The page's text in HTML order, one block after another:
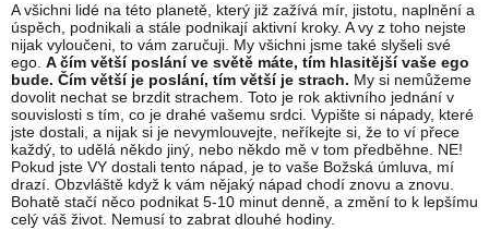
A všichni lidé na této planetě, který již zažívá mír, jistotu, naplnění a
úspěch, podnikali a stále podnikají aktivní kroky. A vy z toho nejste
nijak vyloučeni, to vám zaručuji. My všichni jsme také slyšeli své
ego. A čím větší poslání ve světě máte, tím hlasitější vaše ego
bude. Čím větší je poslání, tím větší je strach. My si nemůžeme
dovolit nechat se brzdit strachem. Toto je rok aktivního jednání v
souvislosti s tím, co je drahé vašemu srdci. Vypište si nápady, které
jste dostali, a nijak si je nevymlouvejte, neříkejte si, že to ví přece
každý, to udělá někdo jiný, nebo někdo mě v tom předběhne. NE!
Pokud jste VY dostali tento nápad, je to vaše Božská úmluva, mí
drazí. Obzvláště když k vám nějaký nápad chodí znovu a znovu.
Bohatě stačí něco podnikat 5-10 minut denně, a změní to k lepšímu
celý váš život. Nemusí to zabrat dlouhé hodiny.